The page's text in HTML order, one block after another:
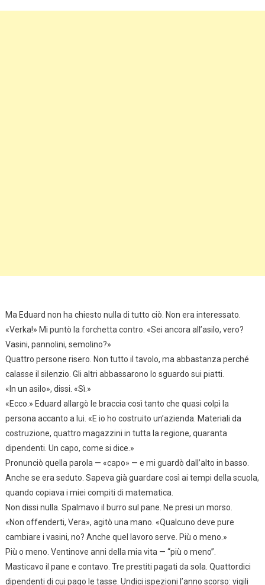
Ma Eduard non ha chiesto nulla di tutto ciò. Non era interessato.
«Verka!» Mi puntò la forchetta contro. «Sei ancora all’asilo, vero?
Vasini, pannolini, semolino?»
Quattro persone risero. Non tutto il tavolo, ma abbastanza perché
calasse il silenzio. Gli altri abbassarono lo sguardo sui piatti.
«In un asilo», dissi. «Sì.»
«Ecco.» Eduard allargò le braccia così tanto che quasi colpì la
persona accanto a lui. «E io ho costruito un’azienda. Materiali da
costruzione, quattro magazzini in tutta la regione, quaranta
dipendenti. Un capo, come si dice.»
Pronunciò quella parola — «capo» — e mi guardò dall’alto in basso.
Anche se era seduto. Sapeva già guardare così ai tempi della scuola,
quando copiava i miei compiti di matematica.
Non dissi nulla. Spalmavo il burro sul pane. Ne presi un morso.
«Non offenderti, Vera», agitò una mano. «Qualcuno deve pure
cambiare i vasini, no? Anche quel lavoro serve. Più o meno.»
Più o meno. Ventinove anni della mia vita — “più o meno”.
Masticavo il pane e contavo. Tre prestiti pagati da sola. Quattordici
dipendenti di cui pago le tasse. Undici ispezioni l’anno scorso: vigili